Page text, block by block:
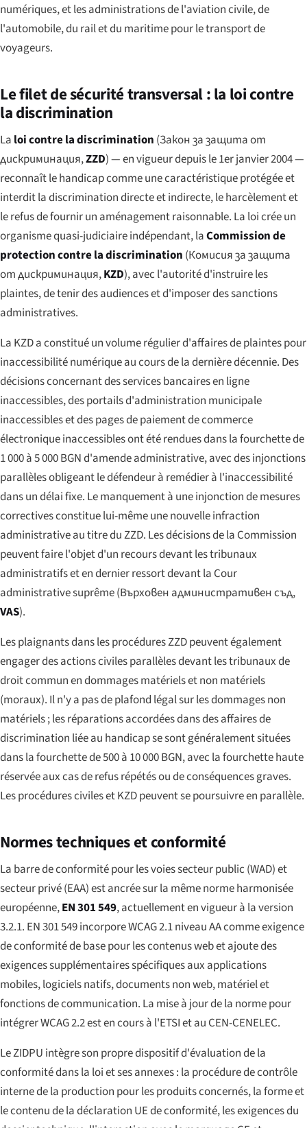
numériques, et les administrations de l'aviation civile, de
l'automobile, du rail et du maritime pour le transport de
voyageurs.
Le filet de sécurité transversal : la loi contre
la discrimination
La loi contre la discrimination (Закон за защита от
дискриминация,ZZD) — en vigueur depuis le 1er janvier 2004 —
reconnaît le handicap comme une caractéristique protégée et
interdit la discrimination directe et indirecte, le harcèlement et
le refus de fournir un aménagement raisonnable. La loi crée un
organisme quasi-judiciaire indépendant, laCommission de
protection contre la discrimination (Комисия за защита
от дискриминация,KZD), avec l'autorité d'instruire les
plaintes, de tenir des audiences et d'imposer des sanctions
administratives.
La KZD a constitué un volume régulier d'affaires de plaintes pour
inaccessibilité numérique au cours de la dernière décennie. Des
décisions concernant des services bancaires en ligne
inaccessibles, des portails d'administration municipale
inaccessibles et des pages de paiement de commerce
électronique inaccessibles ont été rendues dans la fourchette de
1 000 à 5 000 BGN d'amende administrative, avec des injonctions
parallèles obligeant le défendeur à remédier à l'inaccessibilité
dans un délai fixe. Le manquement à une injonction de mesures
correctives constitue lui-même une nouvelle infraction
administrative au titre du ZZD. Les décisions de la Commission
peuvent faire l'objet d'un recours devant les tribunaux
administratifs et en dernier ressort devant la Cour
administrative suprême (Върховен административен съд,
VAS).
Les plaignants dans les procédures ZZD peuvent également
engager des actions civiles parallèles devant les tribunaux de
droit commun en dommages matériels et non matériels
(moraux). Il n'y a pas de plafond légal sur les dommages non
matériels ; les réparations accordées dans des affaires de
discrimination liée au handicap se sont généralement situées
dans la fourchette de 500 à 10 000 BGN, avec la fourchette haute
réservée aux cas de refus répétés ou de conséquences graves.
Les procédures civiles et KZD peuvent se poursuivre en parallèle.
Normes techniques et conformité
La barre de conformité pour les voies secteur public (WAD) et
secteur privé (EAA) est ancrée sur la même norme harmonisée
européenne,EN 301 549, actuellement en vigueur à la version
3.2.1. EN 301 549 incorpore WCAG 2.1 niveau AA comme exigence
de conformité de base pour les contenus web et ajoute des
exigences supplémentaires spécifiques aux applications
mobiles, logiciels natifs, documents non web, matériel et
fonctions de communication. La mise à jour de la norme pour
intégrer WCAG 2.2 est en cours à l'ETSI et au CEN-CENELEC.
Le ZIDPU intègre son propre dispositif d'évaluation de la
conformité dans la loi et ses annexes : la procédure de contrôle
interne de la production pour les produits concernés, la forme et
le contenu de la déclaration UE de conformité, les exigences du